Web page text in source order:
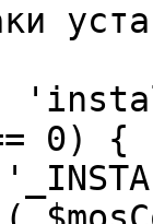
== 0) {